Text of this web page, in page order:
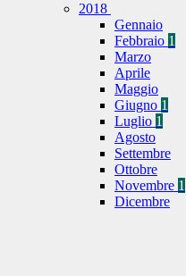
2018
Gennaio
Febbraio 1
Marzo
Aprile
Maggio
Giugno 1
Luglio 1
Agosto
Settembre
Ottobre
Novembre 1
Dicembre